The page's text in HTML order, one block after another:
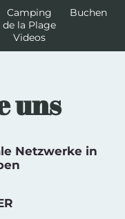
Camping
de la Plage
Videos
Buchen
uns
Netzwerke in